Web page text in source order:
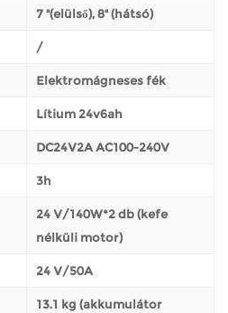
7 "(elülső), 8" (hátsó)
/
Elektromágneses fék
Lítium 24v6ah
DC24V2A AC100-240V
3h
24 V/140W*2 db (kefe
nélküli motor)
24 V/50A
13.1 kg (akkumulátor